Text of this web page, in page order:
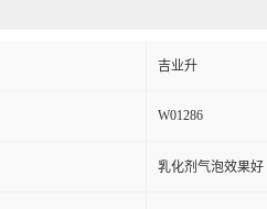
吉业升
W01286
乳化剂气泡效果好